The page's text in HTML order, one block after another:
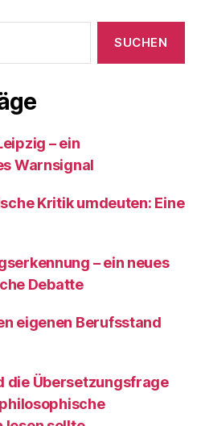
– ein
Warnsignal
Kritik umdeuten: Eine
– ein neues
Debatte
eigenen Berufsstand
die Übersetzungsfrage